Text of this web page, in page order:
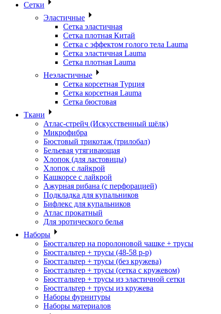
Сетки
Эластичные
Сетка эластичная
Сетка плотная Китай
Сетка с эффектом голого тела Lauma
Сетка эластичная Lauma
Сетка плотная Lauma
Неэластичные
Сетка корсетная Турция
Сетка корсетная Lauma
Сетка бюстовая
Ткани
Атлас-стрейч (Искусственный шёлк)
Микрофибра
Бюстовый трикотаж (трилобал)
Бельевая утягивающая
Хлопок (для ластовицы)
Хлопок с лайкрой
Кашкорсе с лайкрой
Ажурная рибана (с перфорацией)
Подкладка для купальников
Бифлекс для купальников
Атлас прокатный
Для эротического белья
Наборы
Бюстгальтер на поролоновой чашке + трусы
Бюстгальтер + трусы (48-58 р-р)
Бюстгальтер + трусы (без кружева)
Бюстгальтер + трусы (сетка с кружевом)
Бюстгальтер + трусы из эластичной сетки
Бюстгальтер + трусы из кружева
Наборы фурнитуры
Наборы материалов